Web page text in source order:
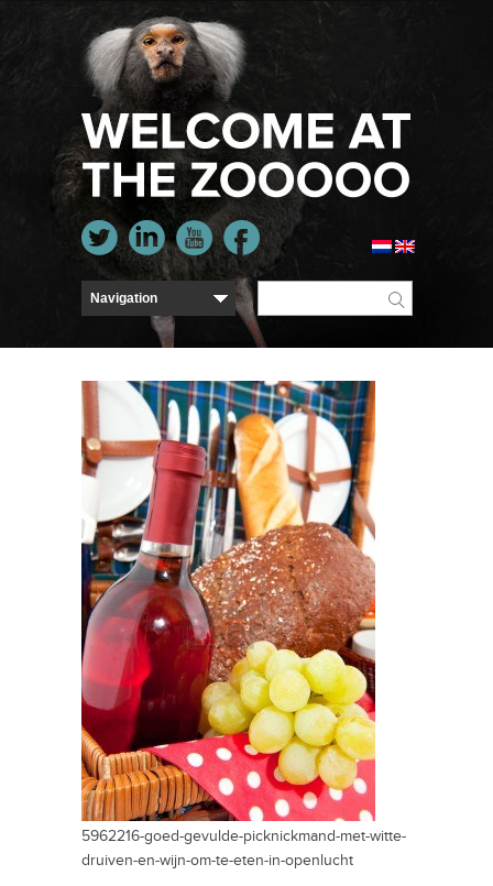
5962216-goed-gevulde-picknickmand-met-witte-
druiven-en-wijn-om-te-eten-in-openlucht